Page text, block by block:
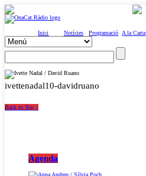
Inici Notícies Programació A la Carta
ivettenadal10-davidruano
Back to Top ↑
Agenda